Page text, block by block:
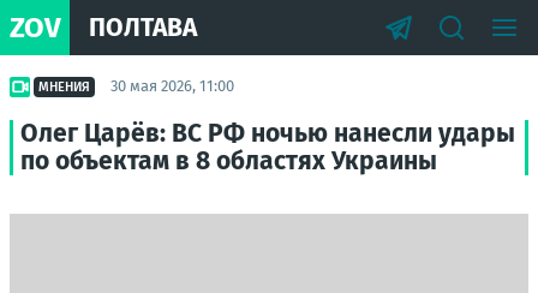
ZOV ПОЛТАВА
МНЕНИЯ 30 мая 2026, 11:00
Олег Царёв: ВС РФ ночью нанесли удары
по объектам в 8 областях Украины